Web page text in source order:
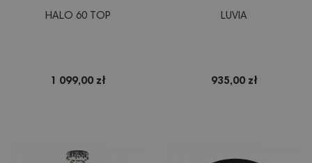
HALO 60 TOP
1 099,00 zł
LUVIA
935,00 zł